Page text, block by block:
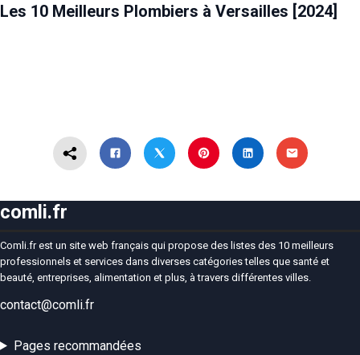
Les 10 Meilleurs Plombiers à Versailles [2024]
comli.fr
Comli.fr est un site web français qui propose des listes des 10 meilleurs
professionnels et services dans diverses catégories telles que santé et
beauté, entreprises, alimentation et plus, à travers différentes villes.
contact@comli.fr
Pages recommandées